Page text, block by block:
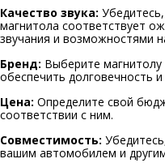
Качество звука:
магнитола соответствует
звучания и возможностями
Бренд: Выберите
обеспечить долговечность
Цена: Определите свой
соответствии с ним.
Совместимость:
вашим автомобилем и